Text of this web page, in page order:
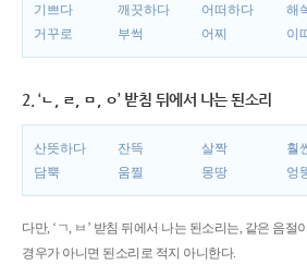
기쁘다
깨끗하다 어떠하다 해
거꾸로
부썩 어찌 이
2. ‘ㄴ, ㄹ, ㅁ, ㅇ’ 받침 뒤에서 나는 된소리
산뜻하다 잔뜩 살짝
훨
담뿍
움찔 몽땅 엉
다만, ‘ㄱ, ㅂ’ 받침 뒤에서 나는 된소리는, 같은 음절
경우가 아니면 된소리로 적지 아니한다.